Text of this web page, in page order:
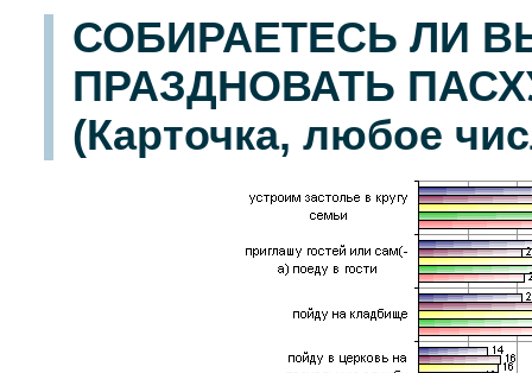
СОБИРАЕТЕСЬ ЛИ
ПРАЗДНОВАТЬ
(Карточка, любое